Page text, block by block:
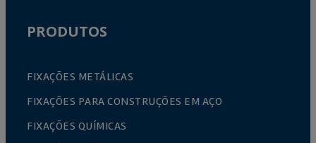
PRODUTOS
FIXAÇÕES METÁLICAS
FIXAÇÕES PARA CONSTRUÇÕES EM AÇO
FIXAÇÕES QUÍMICAS